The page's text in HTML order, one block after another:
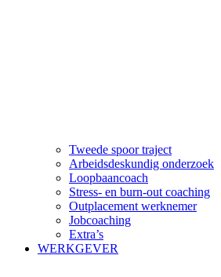
Tweede spoor traject
Arbeidsdeskundig onderzoek
Loopbaancoach
Stress- en burn-out coaching
Outplacement werknemer
Jobcoaching
Extra’s
WERKGEVER